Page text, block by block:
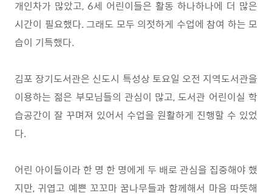
개인차가 많았고, 6세 어린이들은 활동 하나하나에 더 많은
시간이 필요했다. 그래도 모두 의젓하게 수업에 참여 하는 모
습이 기특했다.
김포 장기도서관은 신도시 특성상 토요일 오전 지역도서관을
이용하는 젊은 부모님들의 관심이 많고,도서관 어린이실 학
습공간이 잘 꾸며져 있어서 수업을 원활하게 진행할 수 있었
다.
어린 아이들이라 한 명 한 명에게 두 배로 관심을 집중해야 했
지만, 귀엽고 예쁜 꼬꼬마 꿈나무들과 함께해서 마음 따뜻해